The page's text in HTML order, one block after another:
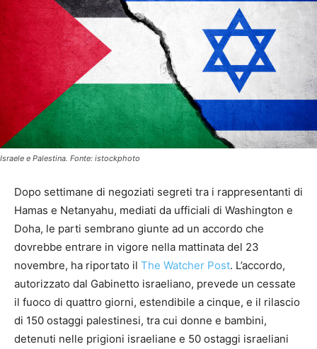
Israele e Palestina. Fonte: istockphoto
Dopo settimane di negoziati segreti tra i rappresentanti di
Hamas e Netanyahu, mediati da ufficiali di Washington e
Doha, le parti sembrano giunte ad un accordo che
dovrebbe entrare in vigore nella mattinata del 23
novembre, ha riportato il The Watcher Post. L’accordo,
autorizzato dal Gabinetto israeliano, prevede un cessate
il fuoco di quattro giorni, estendibile a cinque, e il rilascio
di 150 ostaggi palestinesi, tra cui donne e bambini,
detenuti nelle prigioni israeliane e 50 ostaggi israeliani